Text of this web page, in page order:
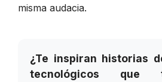
misma audacia.
¿Te inspiran historias
tecnológicos que